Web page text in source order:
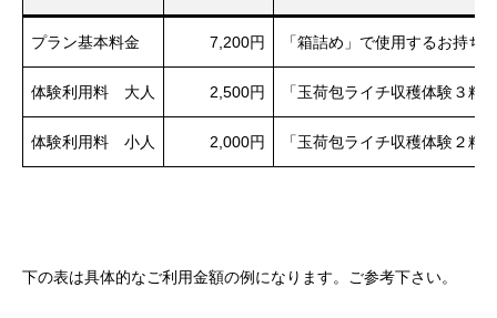
プラン基本料金 7,200円 「箱詰め」で使用するお持ち
体験利用料 大人 2,500円 「玉荷包ライチ収穫体験３粒
体験利用料 小人 2,000円 「玉荷包ライチ収穫体験２粒
下の表は具体的なご利用金額の例になります。ご参考下さい。